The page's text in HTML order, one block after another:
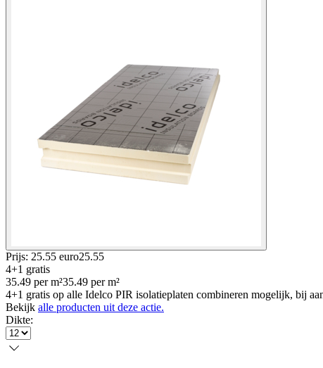
Prijs: 25.55 euro25.55
4+1 gratis
35.49 per m²35.49 per m²
4+1 gratis op alle Idelco PIR isolatieplaten combineren mogelijk, bij
Bekijk alle producten uit deze actie.
Dikte: